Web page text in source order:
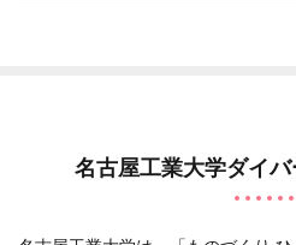
名古屋工業大学ダイ